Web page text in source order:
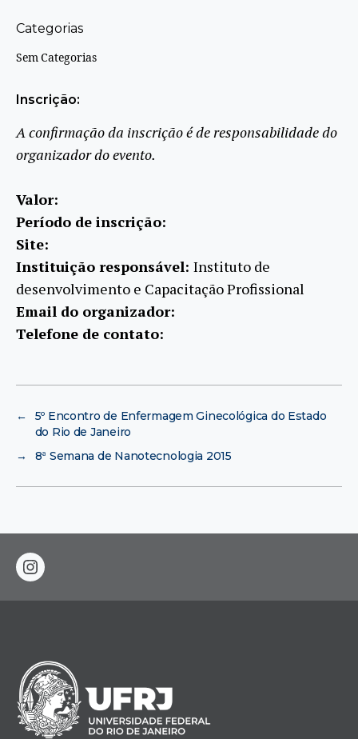
Categorias
Sem Categorias
Inscrição:
A confirmação da inscrição é de responsabilidade do
organizador do evento.
Valor:
Período de inscrição:
Site:
Instituição responsável: Instituto de
desenvolvimento e Capacitação Profissional
Email do organizador:
Telefone de contato:
←
5º Encontro de Enfermagem Ginecológica do Estado
→
8ª Semana de Nanotecnologia 2015
instagram